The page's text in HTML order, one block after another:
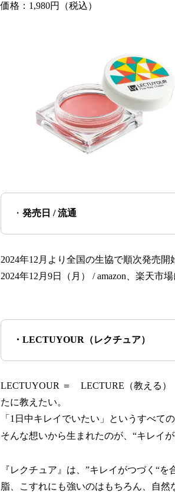
価格：1,980円（税込）
・ 発売日 / 流通
2024年12月より全国の生協で順次発売開
2024年12月9日（月） / amazon、楽天市
・LECTUYOUR（レクチュア）
LECTUYOUR ＝ LECTURE（教える
たに教えたい。
「1日中キレイでいたい」というすべて
そんな想いから生まれたのが、“キレイ
『レクチュア』は、”キレイがつづく“
脂、こすれにも強いのはもちろん、自然